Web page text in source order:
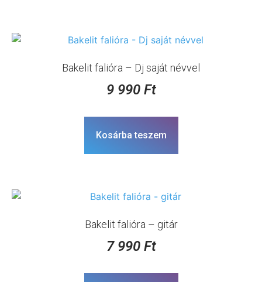
Bakelit falióra – Dj saját névvel
9 990 Ft
Kosárba teszem
Bakelit falióra – gitár
7 990 Ft